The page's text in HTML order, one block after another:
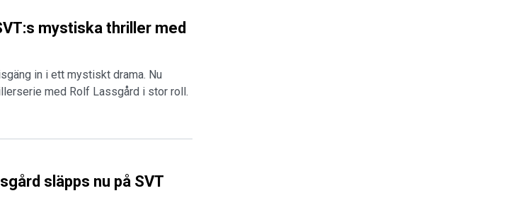
mystiska thriller med
in i ett mystiskt drama. Nu
med Rolf Lassgård i stor roll.
släpps nu på SVT